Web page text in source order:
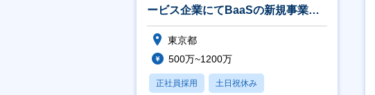
ービス企業にてBaaSの新規事業立
案をお任せ～
東京都
500万~1200万
正社員採用 土日祝休み